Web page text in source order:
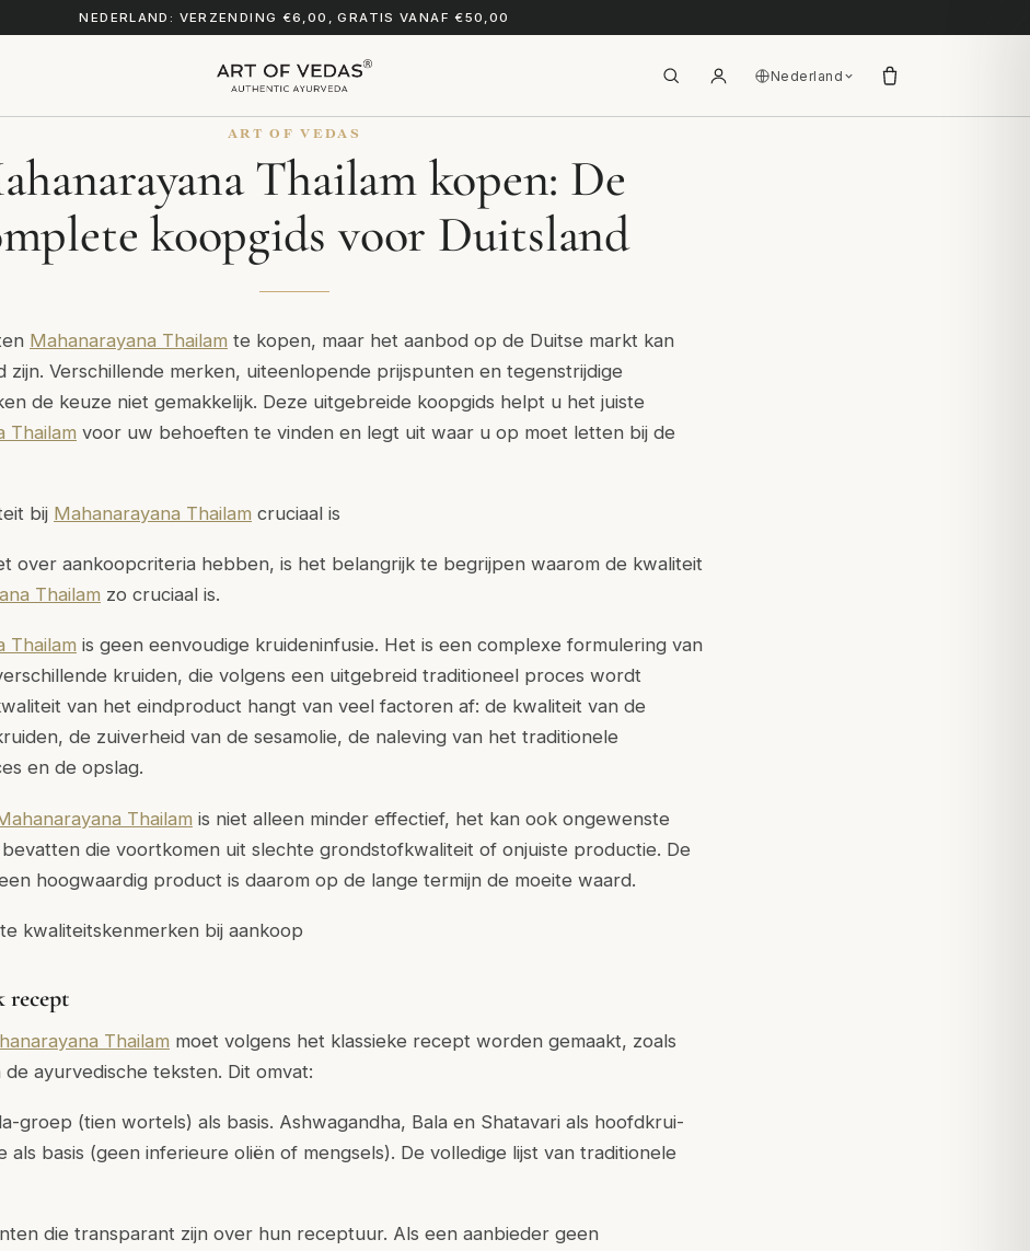
NEDERLAND: VERZENDING €6,00, GRATIS VANAF €50,00
Nederland
ART OF VEDAS
Thailam kopen: De
koopgids voor Duitsland
Mahanarayana Thailam te kopen, maar het aanbod op de Duitse markt kan
zijn. Verschillende merken, uiteenlopende prijspunten en tegenstrijdige
de keuze niet gemakkelijk. Deze uitgebreide koopgids helpt u het juiste
Thailam voor uw behoeften te vinden en legt uit waar u op moet letten bij de
bij Mahanarayana Thailam cruciaal is
over aankoopcriteria hebben, is het belangrijk te begrijpen waarom de kwaliteit
Thailam zo cruciaal is.
Thailam is geen eenvoudige kruideninfusie. Het is een complexe formulering van
kruiden, die volgens een uitgebreid traditioneel proces wordt
van het eindproduct hangt van veel factoren af: de kwaliteit van de
de zuiverheid van de sesamolie, de naleving van het traditionele
en de opslag.
Thailam is niet alleen minder effectief, het kan ook ongewenste
die voortkomen uit slechte grondstofkwaliteit of onjuiste productie. De
hoogwaardig product is daarom op de lange termijn de moeite waard.
kwaliteitskenmerken bij aankoop
recept
Thailam moet volgens het klassieke recept worden gemaakt, zoals
ayurvedische teksten. Dit omvat:
groep (tien wortels) als basis. Ashwagandha, Bala en Shatavari als hoofdkrui­
als basis (geen inferieure oliën of mengsels). De volledige lijst van traditionele
die transparant zijn over hun receptuur. Als een aanbieder geen